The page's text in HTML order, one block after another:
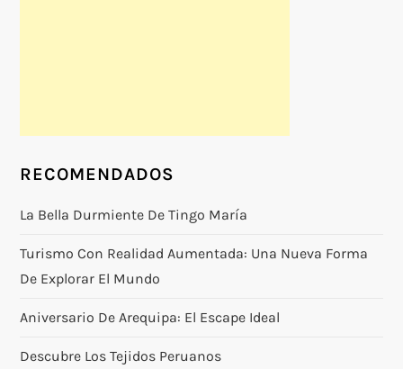
RECOMENDADOS
La Bella Durmiente De Tingo María
Turismo Con Realidad Aumentada: Una Nueva Forma
De Explorar El Mundo
Aniversario De Arequipa: El Escape Ideal
Descubre Los Tejidos Peruanos